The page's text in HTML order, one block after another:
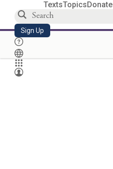
TextsTopicsDonate
Sign Up